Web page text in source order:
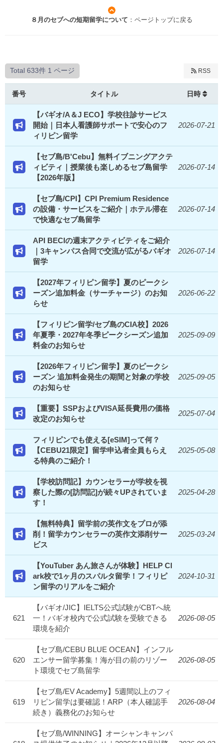
８月のセブへの短期留学について ：ページトップに戻る
Total 633件 1 ページ RSS
番号 タイトル 日時
【バギオ/A＆J ECO】学校往診サービス
開始｜日本人看護師サポートで安心のフ
ィリピン留学
2026-07-21
【セブ島/B'Cebu】無料イブニングアクテ
ィビティ｜授業後も楽しめるセブ島留学
【2026年版】
2026-07-14
【セブ島/CPI】CPI Premium Residence
の設備・サービスをご紹介｜ホテル滞在
で快適なセブ島留学
2026-07-14
API BECIの週末アクティビティをご紹介
｜3キャンパス合同で交流が広がるバギオ
留学
2026-07-14
【2027年フィリピン留学】夏のピークシ
ーズン追加料金（サーチャージ）のお知
らせ
2026-06-22
【フィリピン留学/セブ島のCIA校】2026
年夏季・2027年冬季ピークシーズン追加
料金のお知らせ
2025-09-09
【2026年フィリピン留学】夏のピークシ
ーズン 追加料金発生の期間と対象の学校
のお知らせ
2025-09-05
【重要】SSPおよびVISA延長費用の価格
改定のお知らせ
2025-07-04
フィリピンでも使える[eSIM]って何？
【CEBU21限定】留学申込者全員もらえ
る特典のご紹介！
2025-05-08
【学校訪問記】カウンセラーが学校を視
察した際の[訪問記]が続々UPされていま
す！
2025-04-28
【無料特典】留学前の英作文をプロが添
削！留学カウンセラーの英作文添削サー
ビス
2025-03-24
【YouTuber あん旅さんが体験】HELP Cl
ark校で1ヶ月のスパルタ留学！フィリピ
ン留学のリアルをご紹介
2024-10-31
621
【バギオ/JIC】IELTS公式試験がCBTへ統
一！バギオ校内で公式試験を受験できる
環境を紹介
2026-08-05
620
【セブ島/CEBU BLUE OCEAN】インフル
エンサー留学募集！海が目の前のリゾー
ト環境でセブ島留学
2026-08-05
619
【セブ島/EV Academy】5週間以上のフィ
リピン留学は要確認！ARP（本人確認手
続き）義務化のお知らせ
2026-08-04
【セブ島/WINNING】オーシャンキャンパ